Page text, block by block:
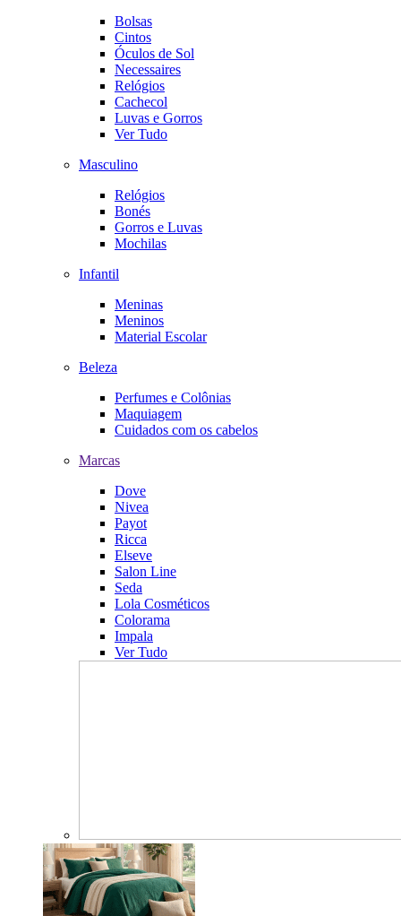
Bolsas
Cintos
Óculos de Sol
Necessaires
Relógios
Cachecol
Luvas e Gorros
Ver Tudo
Masculino
Relógios
Bonés
Gorros e Luvas
Mochilas
Infantil
Meninas
Meninos
Material Escolar
Beleza
Perfumes e Colônias
Maquiagem
Cuidados com os cabelos
Marcas
Dove
Nivea
Payot
Ricca
Elseve
Salon Line
Seda
Lola Cosméticos
Colorama
Impala
Ver Tudo